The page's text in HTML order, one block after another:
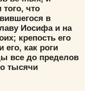
что
в
Иосифа и на
крепость его
его, как роги
все до пределов
тысячи